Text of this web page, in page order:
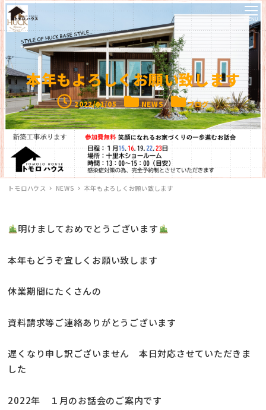
MENU
本年もよろしくお願い致します
投稿日
2022/01/05 カテゴリー
NEWS カテゴリー
ブログ
トモロハウス NEWS 本年もよろしくお願い致します
明けましておめでとうございます
本年もどうぞ宜しくお願い致します
休業期間にたくさんの
資料請求等ご連絡ありがとうございます
遅くなり申し訳ございません 本日対応させていただきま
した
2022年 １月のお話会のご案内です